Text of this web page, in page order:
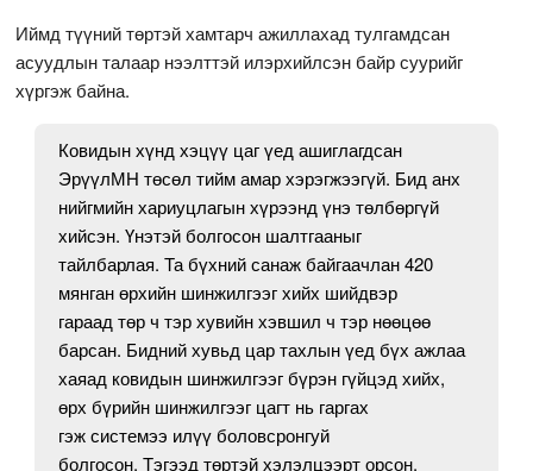
Иймд түүний төртэй хамтарч ажиллахад тулгамдсан
асуудлын талаар нээлттэй илэрхийлсэн байр суурийг
хүргэж байна.
Ковидын хүнд хэцүү цаг үед ашиглагдсан
ЭрүүлМН төсөл тийм амар хэрэгжээгүй. Бид анх
нийгмийн хариуцлагын хүрээнд үнэ төлбөргүй
хийсэн. Үнэтэй болгосон шалтгааныг
тайлбарлая. Та бүхний санаж байгаачлан 420
мянган өрхийн шинжилгээг хийх шийдвэр
гараад төр ч тэр хувийн хэвшил ч тэр нөөцөө
барсан. Бидний хувьд цар тахлын үед бүх ажлаа
хаяад ковидын шинжилгээг бүрэн гүйцэд хийх,
өрх бүрийн шинжилгээг цагт нь гаргах
гэж системээ илүү боловсронгуй
болгосон. Тэгээд төртэй хэлэлцээрт орсон.